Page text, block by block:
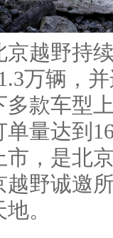
持续跃
万辆，
款车型
量达到
北京越
野诚邀
。